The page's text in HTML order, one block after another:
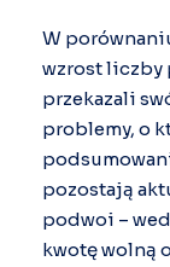
W
wzrost liczby
przekazali
problemy, o
pozostają
podwoi –
kwotę wolną